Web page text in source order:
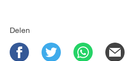
Delen